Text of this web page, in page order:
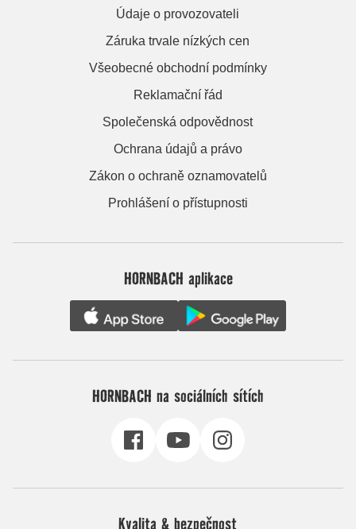
Údaje o provozovateli
Záruka trvale nízkých cen
Všeobecné obchodní podmínky
Reklamační řád
Společenská odpovědnost
Ochrana údajů a právo
Zákon o ochraně oznamovatelů
Prohlášení o přístupnosti
HORNBACH aplikace
HORNBACH na sociálních sítích
Kvalita & bezpečnost